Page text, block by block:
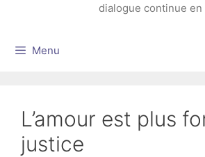
dialogue continue en
Menu
L’amour est plus
justice